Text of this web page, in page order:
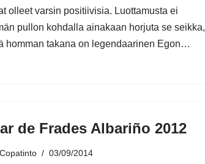
olleet varsin positiivisia. Luottamusta ei
pullon kohdalla ainakaan horjuta se seikka,
homman takana on legendaarinen Egon…
de Frades Albariño 2012
Copatinto 03/09/2014